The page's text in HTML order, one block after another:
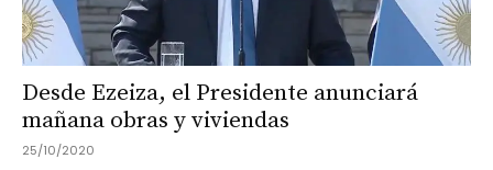
Desde Ezeiza, el Presidente anunciará
mañana obras y viviendas
25/10/2020